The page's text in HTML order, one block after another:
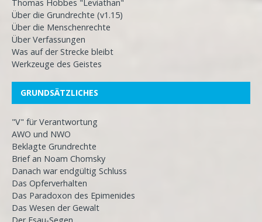
Thomas Hobbes "Leviathan"
Über die Grundrechte (v1.15)
Über die Menschenrechte
Über Verfassungen
Was auf der Strecke bleibt
Werkzeuge des Geistes
GRUNDSÄTZLICHES
"V" für Verantwortung
AWO und NWO
Beklagte Grundrechte
Brief an Noam Chomsky
Danach war endgültig Schluss
Das Opferverhalten
Das Paradoxon des Epimenides
Das Wesen der Gewalt